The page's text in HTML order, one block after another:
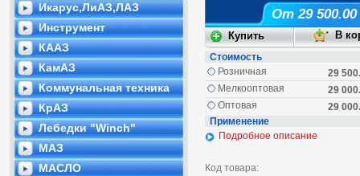
Икарус,ЛиАЗ,ЛАЗ
Инструмент
КААЗ
КамАЗ
Коммунальная техника
КрАЗ
Лебедки "Winch"
МАЗ
МАСЛО
От 29 500.00
Стоимость
29
Розничная
29
Мелкооптовая
29
Оптовая
Применение
Подробное описание
Код товара: